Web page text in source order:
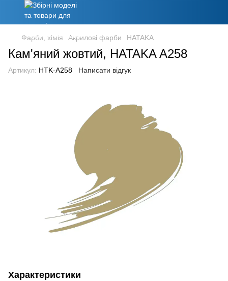
Фарби, хімія Акрилові фарби HATAKA
Кам'яний жовтий, HATAKA A258
Артикул: HTK-A258 Написати відгук
Характеристики